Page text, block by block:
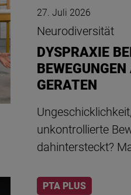
27. Juli 2026
Neurodiversität
DYSPRAXIE
GERATEN
unkontrollierte
dahintersteckt?
PTA PLUS